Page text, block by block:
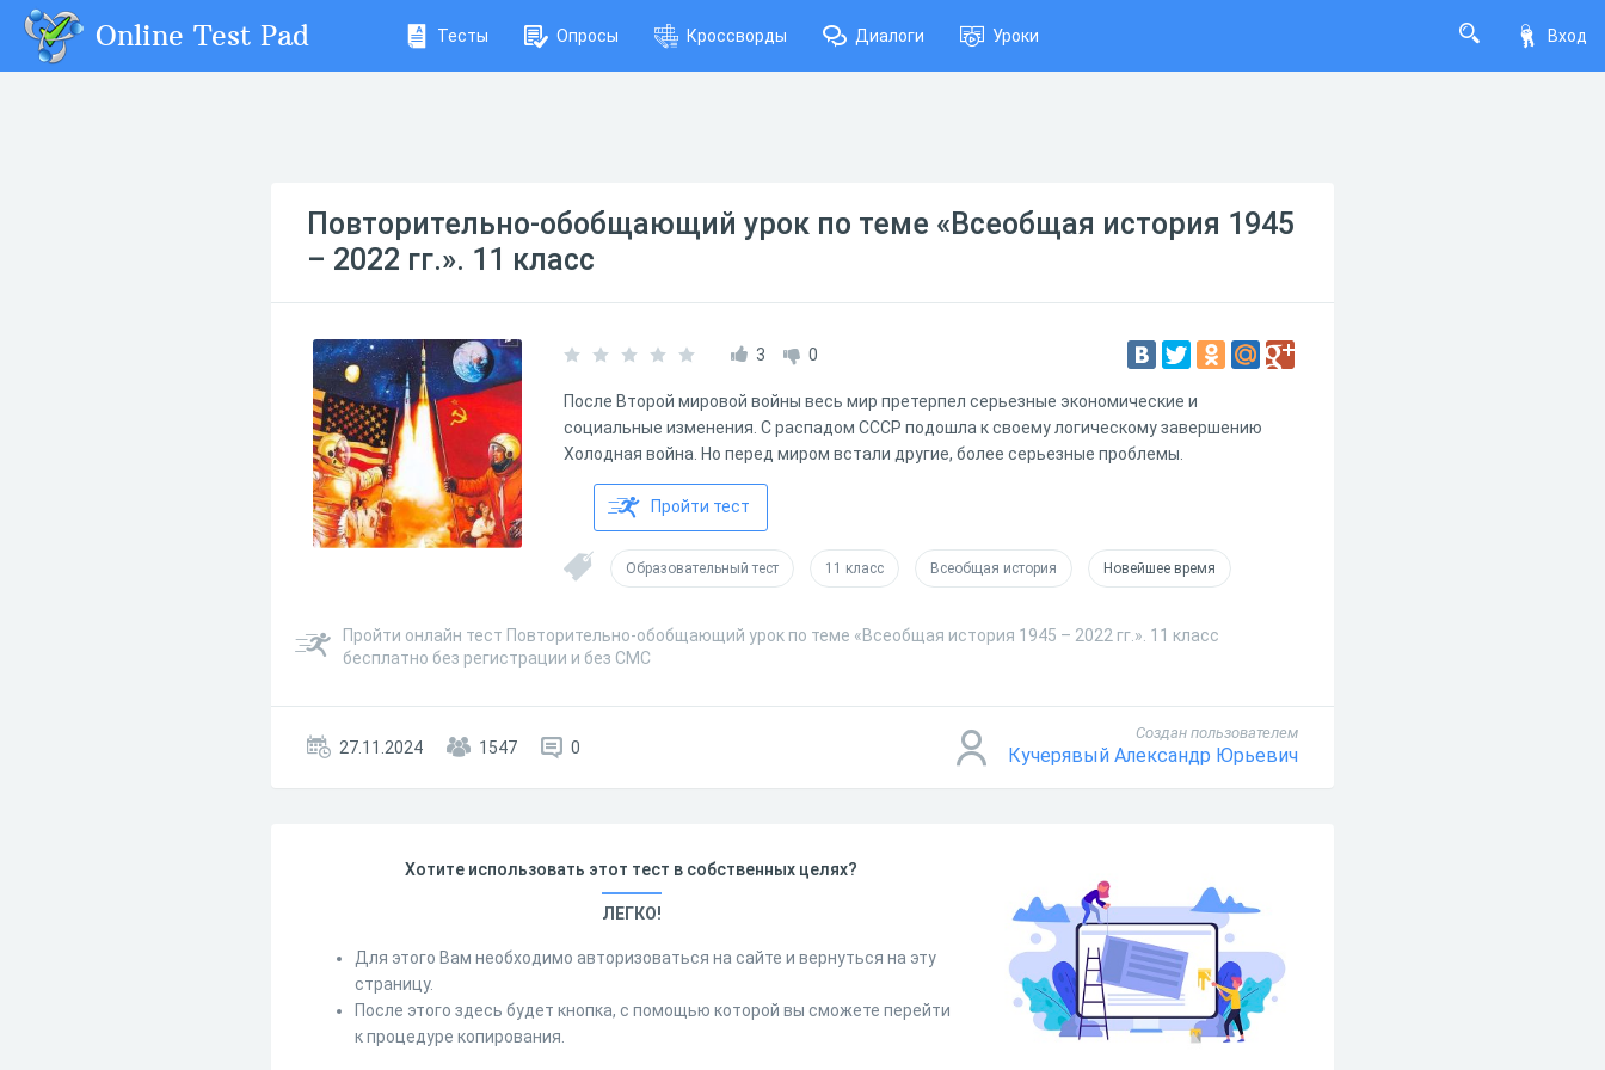
Вход
Online Test Pad Тесты Опросы Кроссворды Диалоги Уроки
Повторительно-обобщающий урок по теме «Всеобщая история 1945
– 2022 гг.». 11 класс
3 0
После Второй мировой войны весь мир претерпел серьезные экономические и
социальные изменения. С распадом СССР подошла к своему логическому завершению
Холодная война. Но перед миром встали другие, более серьезные проблемы.
Пройти тест
Образовательный тест 11 класс Всеобщая история Новейшее время
Пройти онлайн тест Повторительно-обобщающий урок по теме «Всеобщая история 1945 – 2022 гг.». 11 класс
бесплатно без регистрации и без СМС
27.11.2024 1547 0
Создан пользователем
Кучерявый Александр Юрьевич
Хотите использовать этот тест в собственных целях?
ЛЕГКО!
Для этого Вам необходимо авторизоваться на сайте и вернуться на эту
страницу.
После этого здесь будет кнопка, с помощью которой вы сможете перейти
к процедуре копирования.